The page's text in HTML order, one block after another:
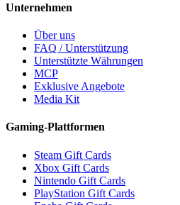
Unternehmen
Über uns
FAQ / Unterstützung
Unterstützte Währungen
MCP
Exklusive Angebote
Media Kit
Gaming-Plattformen
Steam Gift Cards
Xbox Gift Cards
Nintendo Gift Cards
PlayStation Gift Cards